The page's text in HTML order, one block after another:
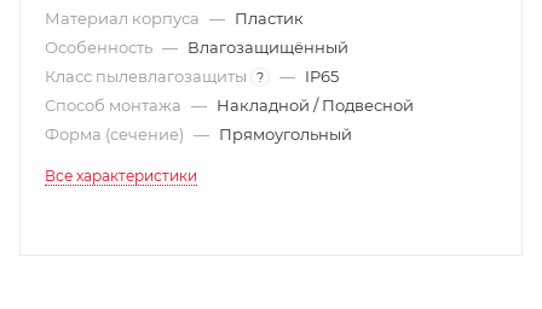
Материал корпуса — Пластик
Особенность — Влагозащищённый
Класс пылевлагозащиты
? — IP65
Способ монтажа — Накладной / Подвесной
Форма (сечение) — Прямоугольный
Все характеристики